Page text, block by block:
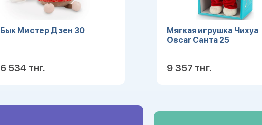
Бык Мистер Дзен 30
6 534 тнг.
Мягкая игрушка Чихуа
Oscar Санта 25
9 357 тнг.